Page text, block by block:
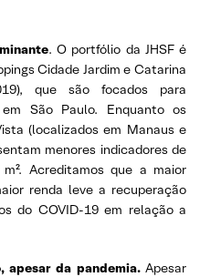
. O portfólio da JHSF é
Cidade Jardim e Catarina
que são focados para
São Paulo. Enquanto os
(localizados em Manaus e
menores indicadores de
Acreditamos que a maior
renda leve a recuperação
do COVID-19 em relação a
apesar da pandemia.Apesar